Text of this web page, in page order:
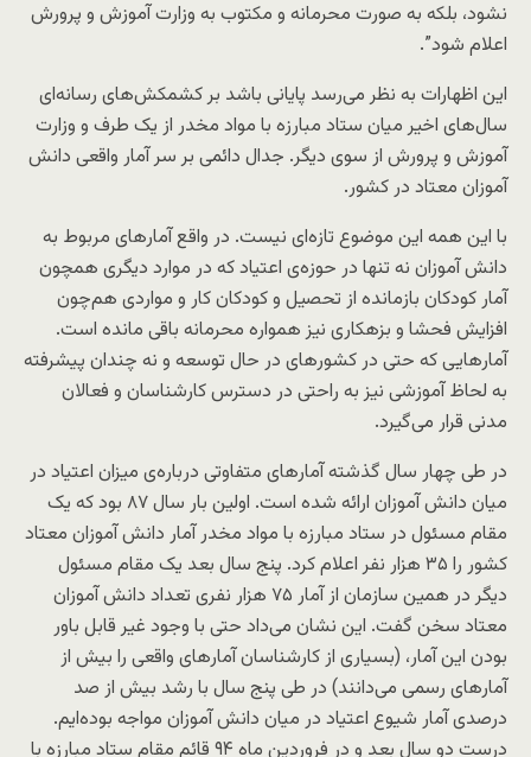
نشود، بلکه به صورت محرمانه و مکتوب به وزارت آموزش و پرورش
اعلام شود”.
این اظهارات به نظر می‌رسد پایانی باشد بر کشمکش‌های رسانه‌ای
سال‌های اخیر میان ستاد مبارزه با مواد مخدر از یک طرف و وزارت
آموزش و پرورش از سوی دیگر. جدال دائمی بر سر آمار واقعی دانش
آموزان معتاد در کشور.
با این همه این موضوع تازه‌ای نیست. در واقع آمارهای مربوط به
دانش آموزان نه تنها در حوزه‌ی اعتیاد که در موارد دیگری همچون
آمار کودکان بازمانده از تحصیل و کودکان کار و مواردی هم‌چون
افزایش فحشا و بزهکاری نیز همواره محرمانه باقی مانده است.
آمارهایی که حتی در کشورهای در حال توسعه و نه چندان پیشرفته
به لحاظ آموزشی نیز به راحتی در دسترس کارشناسان و فعالان
مدنی قرار می‌گیرد.
در طی چهار سال گذشته آمارهای متفاوتی درباره‌ی میزان اعتیاد در
میان دانش آموزان ارائه شده است. اولین بار سال ۸۷ بود که یک
مقام مسئول در ستاد مبارزه با مواد مخدر آمار دانش آموزان معتاد
کشور را ۳۵ هزار نفر اعلام کرد. پنج سال بعد یک مقام مسئول
دیگر در همین سازمان از آمار ۷۵ هزار نفری تعداد دانش آموزان
معتاد سخن گفت. این نشان می‌داد حتی با وجود غیر قابل باور
بودن این آمار، (بسیاری از کارشناسان آمارهای واقعی را بیش از
آمارهای رسمی می‌دانند) در طی پنج سال با رشد بیش از صد
درصدی آمار شیوع اعتیاد در میان دانش آموزان مواجه بوده‌ایم.
درست دو سال بعد و در فروردین ماه ۹۴ قائم مقام ستاد مبارزه با